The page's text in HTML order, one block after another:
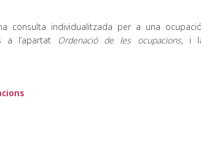
consulta individualitzada per a una
a l’apartat
Ordenació de les ocupacions, i